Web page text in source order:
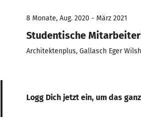
8 Monate, Aug. 2020 - März 2021
Studentische
Architektenplus, Gallasch Eger
Logg Dich jetzt ein, um das